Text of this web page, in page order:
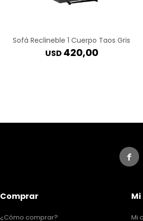
Sofá Reclineble 1 Cuerpo Taos Gris
USD 420,00

Comprar
¿Cómo comprar? Mi